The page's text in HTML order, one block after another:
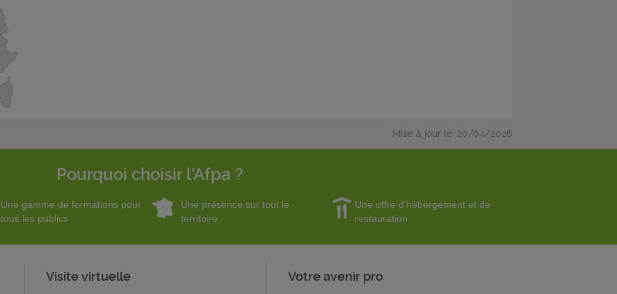
Mise à jour le :20/04/2026
Pourquoi choisir l'Afpa ?
Une gamme de formations pour
tous les publics
Une présence sur tout le
territoire
Une offre d'hébergement et de
restauration
Visite virtuelle Votre avenir pro